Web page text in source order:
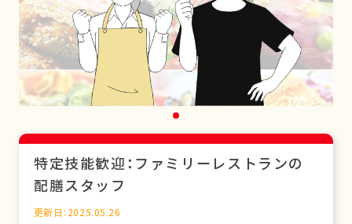
特定技能歓迎：ファミリーレストランの
配膳スタッフ
更新日：2025.05.26